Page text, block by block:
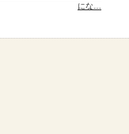
にな…